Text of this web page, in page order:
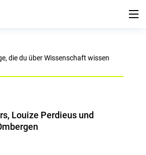
die du über Wissenschaft wissen
Louize Perdieus und